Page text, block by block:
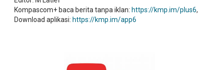
Kompascom+ baca berita tanpa iklan: https://kmp.im/plus6,
Download aplikasi: https://kmp.im/app6